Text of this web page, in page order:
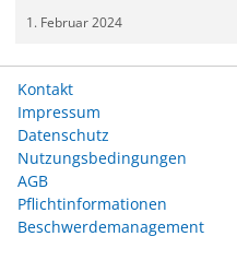
1. Februar 2024
Kontakt
Impressum
Datenschutz
Nutzungsbedingungen
AGB
Pflichtinformationen
Beschwerdemanagement